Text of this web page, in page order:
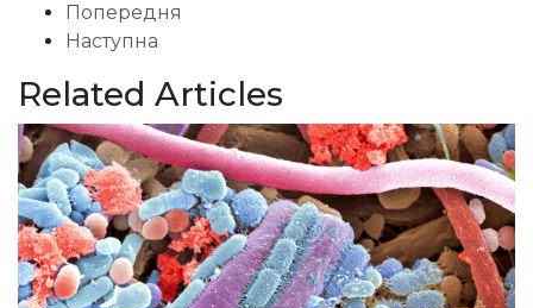
Попередня
Наступна
Related Articles